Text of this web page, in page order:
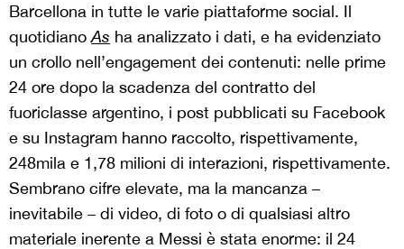
Barcellona in tutte le varie piattaforme social. Il
quotidianoAs ha analizzato i dati, e ha evidenziato
un crollo nell’engagement dei contenuti: nelle prime
24 ore dopo la scadenza del contratto del
fuoriclasse argentino, i post pubblicati su Facebook
e su Instagram hanno raccolto, rispettivamente,
248mila e 1,78 milioni di interazioni, rispettivamente.
Sembrano cifre elevate, ma la mancanza –
inevitabile – di video, di foto o di qualsiasi altro
materiale inerente a Messi è stata enorme: il 24